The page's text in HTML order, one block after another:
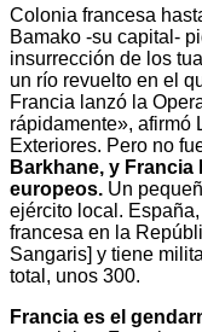
Colonia francesa
Bamako -su capital-
insurrección de los
un río revuelto en el
Francia lanzó la
rápidamente», afirmó
Exteriores. Pero no
Barkhane, y
europeos. Un
ejército local.
francesa en la
Sangaris] y tiene
total, unos 300.
Francia es el